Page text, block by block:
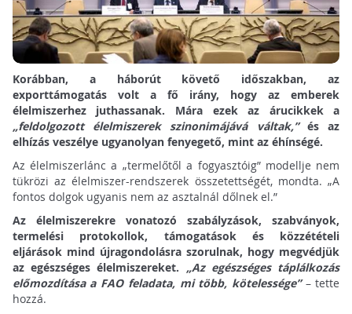
Korábban, a háborút követő időszakban, az
exporttámogatás volt a fő irány, hogy az emberek
élelmiszerhez juthassanak. Mára ezek az árucikkek a
„feldolgozott élelmiszerek szinonimájává váltak,”és az
elhízás veszélye ugyanolyan fenyegető, mint az éhínségé.
Az élelmiszerlánc a „termelőtől a fogyasztóig” modellje nem
tükrözi az élelmiszer-rendszerek összetettségét, mondta. „A
fontos dolgok ugyanis nem az asztalnál dőlnek el.”
Az élelmiszerekre vonatozó szabályzások, szabványok,
termelési protokollok, támogatások és közzétételi
eljárások mind újragondolásra szorulnak, hogy megvédjük
az egészséges élelmiszereket. „Az egészséges táplálkozás
előmozdítása a FAO feladata, mi több, kötelessége”– tette
hozzá.